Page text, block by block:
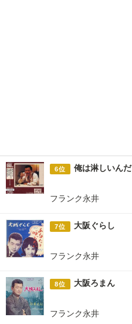
6位 俺は淋しいんだ
フランク永井
7位 大阪ぐらし
フランク永井
8位 大阪ろまん
フランク永井